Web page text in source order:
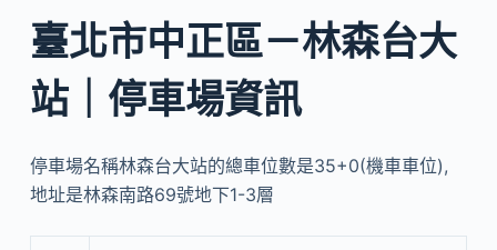
臺北市中正區－林森台大
站｜停車場資訊
停車場名稱林森台大站的總車位數是35+0(機車車位),
地址是林森南路69號地下1-3層